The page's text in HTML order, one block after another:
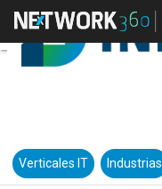
Verticales IT Industrias